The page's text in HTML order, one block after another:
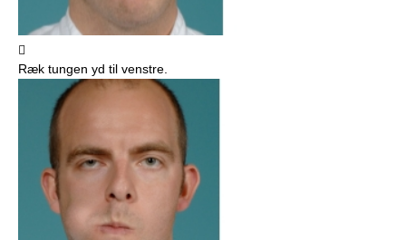

Ræk tungen yd til venstre.